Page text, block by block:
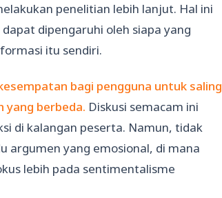
penelitian lebih lanjut. Hal ini
dipengaruhi oleh siapa yang
itu sendiri.
bagi pengguna untuk saling
yang berbeda. Diskusi semacam ini
di kalangan peserta. Namun, tidak
argumen yang emosional, di mana
lebih pada sentimentalisme